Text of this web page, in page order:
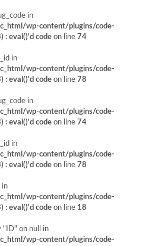
in
wp-content/plugins/code-
: eval()'d code on line 74
in
wp-content/plugins/code-
: eval()'d code on line 78
in
wp-content/plugins/code-
: eval()'d code on line 74
in
wp-content/plugins/code-
: eval()'d code on line 78
in
wp-content/plugins/code-
: eval()'d code on line 18
"ID" on null in
wp-content/plugins/code-